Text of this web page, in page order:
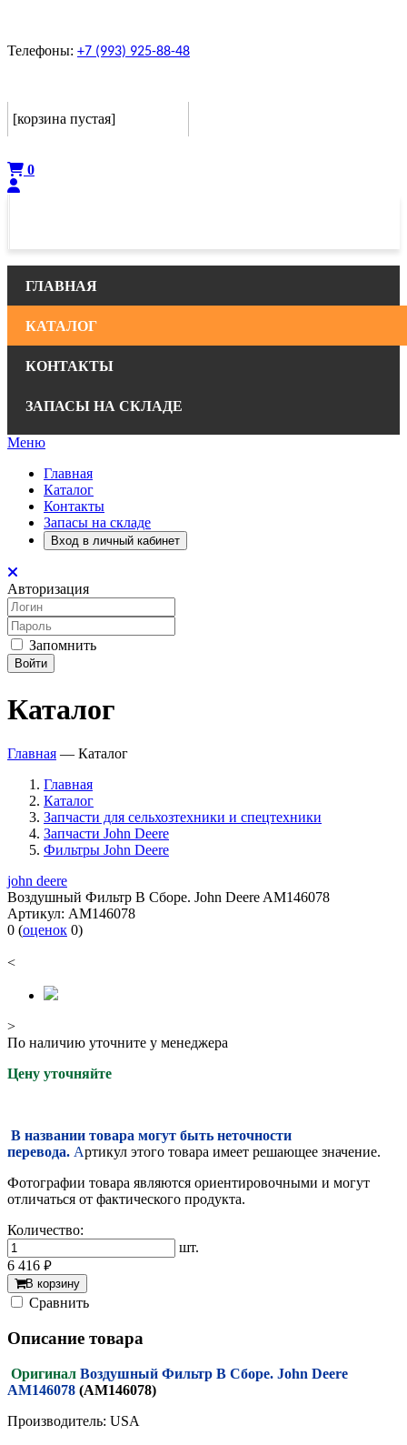
Телефоны: +7 (993) 925-88-48
[корзина пустая]
0
ГЛАВНАЯ
КАТАЛОГ
КОНТАКТЫ
ЗАПАСЫ НА СКЛАДЕ
Меню
Главная
Каталог
Контакты
Запасы на складе
Вход в личный кабинет
Авторизация
Запомнить
Войти
Каталог
Главная — Каталог
Главная
Каталог
Запчасти для сельхозтехники и спецтехники
Запчасти John Deere
Фильтры John Deere
john deere
Воздушный Фильтр В Сборе. John Deere AM146078
Артикул: AM146078
0 (оценок 0)
<
>
По наличию уточните у менеджера
Цену уточняйте
В названии товара могут быть неточности
перевода. Артикул этого товара имеет решающее значение.
Фотографии товара являются ориентировочными и могут
отличаться от фактического продукта.
Количество:
шт.
6 416 руб.
В корзину
Cравнить
Описание товара
Оригинал Воздушный Фильтр В Сборе. John Deere
AM146078 (AM146078)
Производитель: USA